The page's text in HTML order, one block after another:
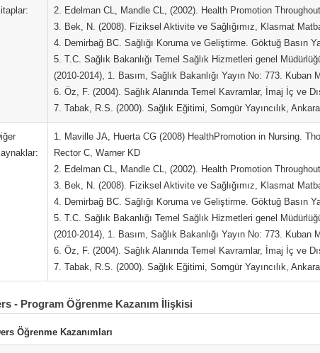
2. Edelman CL, Mandle CL, (2002). Health Promotion
3. Bek, N. (2008). Fiziksel Aktivite ve Sağlığımız, Klasmat
4. Demirbağ BC. Sağlığı Koruma ve Geliştirme. Göktuğ Basın
5. T.C. Sağlık Bakanlığı Temel Sağlık Hizmetleri genel
(2010-2014), 1. Basım, Sağlık Bakanlığı Yayın No: 773. Kuban
6. Öz, F. (2004). Sağlık Alanında Temel Kavramlar, İmaj İç ve
7. Tabak, R.S. (2000). Sağlık Eğitimi, Somgür Yayıncılık, Ankara
1. Maville JA, Huerta CG (2008) HealthPromotion in Nursing.
Rector C, Warner KD
2. Edelman CL, Mandle CL, (2002). Health Promotion
3. Bek, N. (2008). Fiziksel Aktivite ve Sağlığımız, Klasmat
4. Demirbağ BC. Sağlığı Koruma ve Geliştirme. Göktuğ Basın
5. T.C. Sağlık Bakanlığı Temel Sağlık Hizmetleri genel
(2010-2014), 1. Basım, Sağlık Bakanlığı Yayın No: 773. Kuban
6. Öz, F. (2004). Sağlık Alanında Temel Kavramlar, İmaj İç ve
7. Tabak, R.S. (2000). Sağlık Eğitimi, Somgür Yayıncılık, Ankara
- Program Öğrenme Kazanım İlişkisi
Öğrenme Kazanımları